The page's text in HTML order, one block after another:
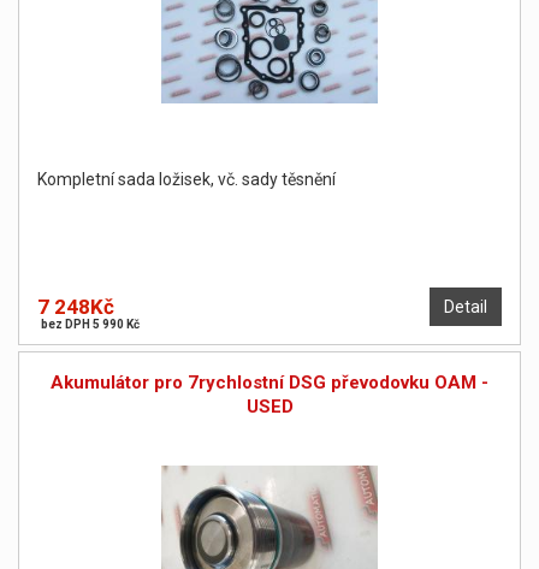
Kompletní sada ložisek, vč. sady těsnění
Detail
7 248Kč
bez DPH 5 990 Kč
Akumulátor pro 7rychlostní DSG převodovku OAM -
USED